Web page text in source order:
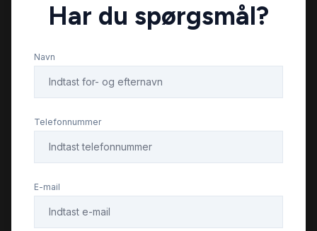
Har du spørgsmål?
Navn
Telefonnummer
E-mail